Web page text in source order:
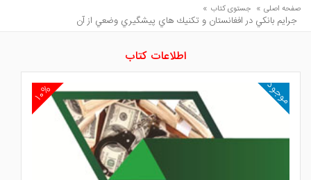
صفحه اصلی » جستوی کتاب »
جرايم بانكي در افغانستان و تكنيك هاي پيشگيري وضعي از آن
اطلاعات کتاب
۱۰% موجود